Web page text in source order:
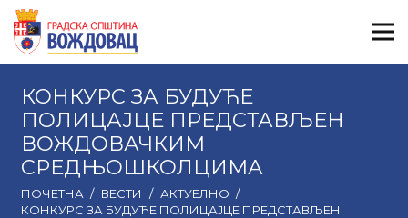
КОНКУРС ЗА БУДУЋЕ
ПОЛИЦАЈЦЕ ПРЕДСТАВЉЕН
ВОЖДОВАЧКИМ
СРЕДЊОШКОЛЦИМА
ПОЧЕТНА / ВЕСТИ / АКТУЕЛНО /
КОНКУРС ЗА БУДУЋЕ ПОЛИЦАЈЦЕ ПРЕДСТАВЉЕН